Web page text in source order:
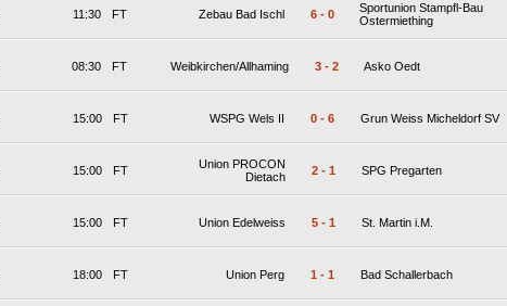
FT
11:30 Zebau Bad Ischl 6 - 0
Sportunion Stampfl-Bau
Ostermiething
FT
08:30 Weibkirchen/Allhaming 3 - 2 Asko Oedt
FT
15:00 WSPG Wels II 0 - 6 Grun Weiss Micheldorf SV
FT
15:00
Union PROCON
Dietach
2 - 1 SPG Pregarten
FT
15:00 Union Edelweiss 5 - 1 St. Martin i.M.
FT
18:00 Union Perg 1 - 1 Bad Schallerbach